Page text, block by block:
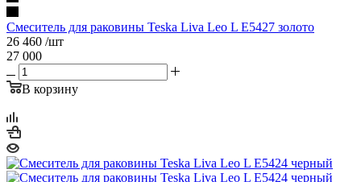
Смеситель для раковины Teska Liva Leo L E5427 золото
26 460 /шт
27 000
В корзину